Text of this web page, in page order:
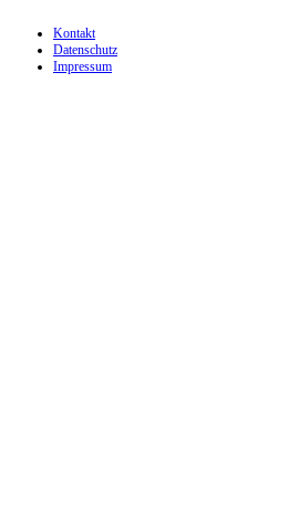
Kontakt
Datenschutz
Impressum